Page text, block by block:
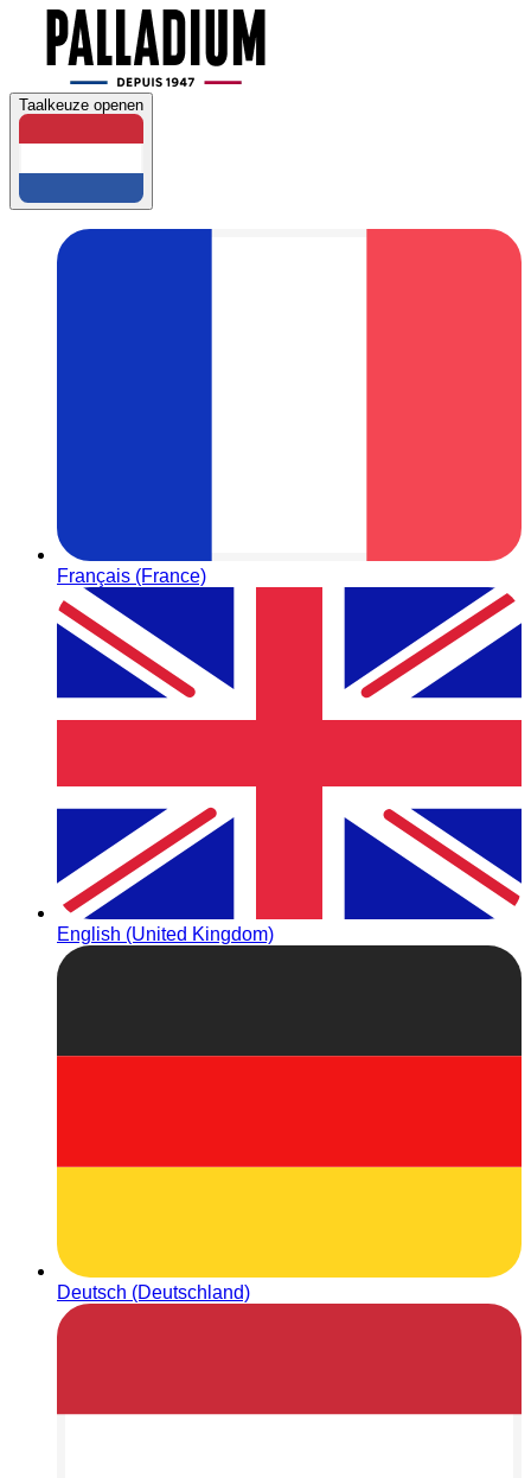
Taalkeuze openen
Français (France)
English (United Kingdom)
Deutsch (Deutschland)